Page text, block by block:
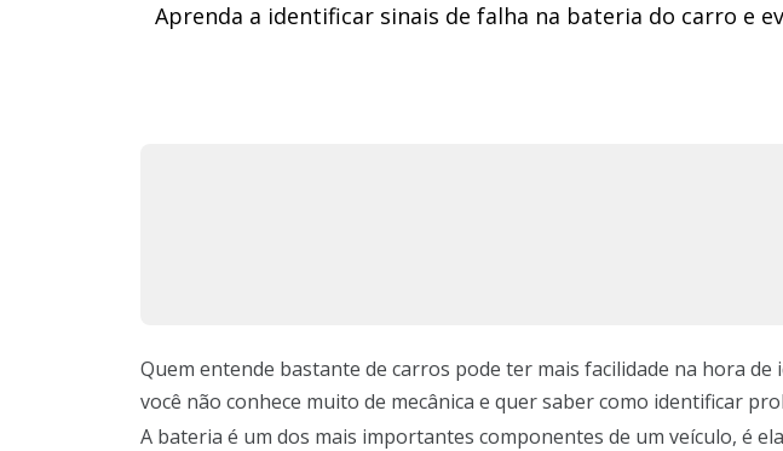
Aprenda a identificar sinais de falha na bateria do carro e
Quem entende bastante de carros pode ter mais facilidade na hora
você não conhece muito de mecânica e quer saber como identificar
A bateria é um dos mais importantes componentes de um veículo, é